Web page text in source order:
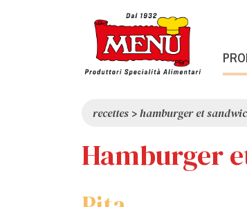
recettes >hamburger et
Hamburger